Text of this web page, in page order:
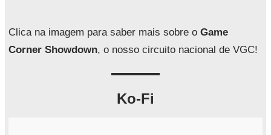
a
Clica na imagem para saber mais sobre o Game
Corner Showdown, o nosso circuito nacional de VGC!
Ko-Fi